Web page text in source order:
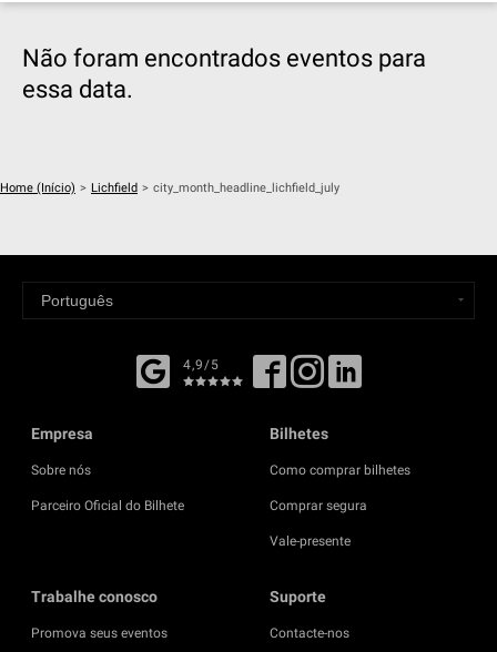
Não foram encontrados eventos para
essa data.
Home (Início) > Lichfield > city_month_headline_lichfield_july
4,9/5
Empresa
Sobre nós
Parceiro Oficial do Bilhete
Bilhetes
Como comprar bilhetes
Comprar segura
Vale-presente
Trabalhe conosco
Promova seus eventos
Suporte
Contacte-nos